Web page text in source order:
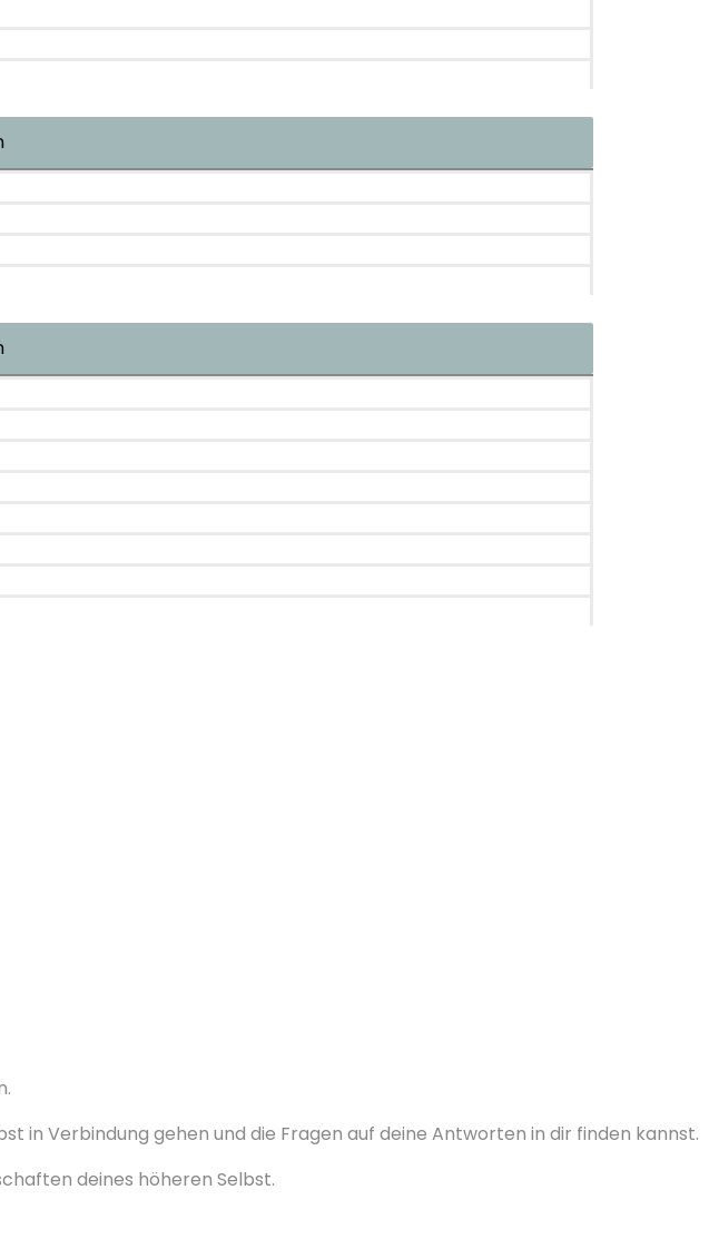
in Verbindung gehen und die Fragen auf deine Antworten in dir finden kannst.
deines höheren Selbst.